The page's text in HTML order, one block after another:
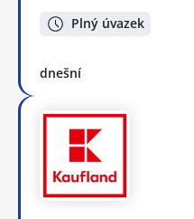
Plný úvazek
dnešní